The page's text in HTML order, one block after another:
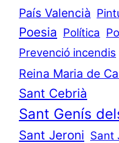
País Valencià
Poesia Política
Prevenció incendis
Reina Maria de
Sant Cebrià
Sant Genís
Sant Jeroni Sant